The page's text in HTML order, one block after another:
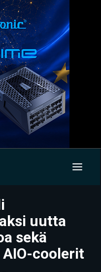
uutta
sekä
AIO-coolerit